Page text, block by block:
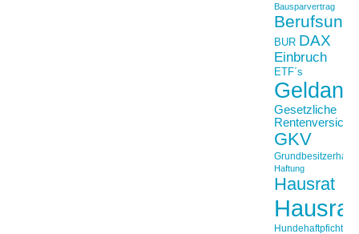
Bausparvertrag
BUR DAX
Einbruch
ETF´s
Gesetzliche
GKV
Haftung
Hausrat
Hundehaftpficht